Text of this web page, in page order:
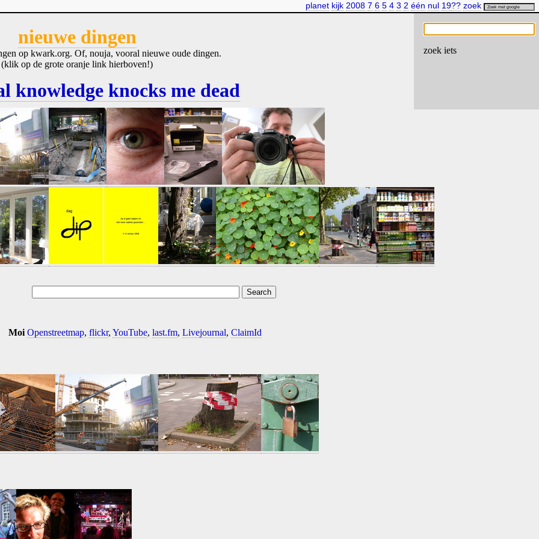
planet kijk 2008 7 6 5 4 3 2 één nul 19?? zoek
zoek iets
nieuwe dingen
op kwark.org. Of, nouja, vooral nieuwe oude dingen.
(klik op de grote oranje link hierboven!)
knowledge knocks me dead
Moi Openstreetmap, flickr, YouTube, last.fm, Livejournal, ClaimId